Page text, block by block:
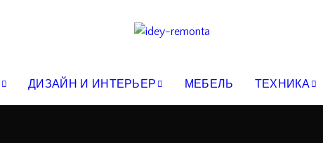
ДИЗАЙН И ИНТЕРЬЕР МЕБЕЛЬ ТЕХНИКА